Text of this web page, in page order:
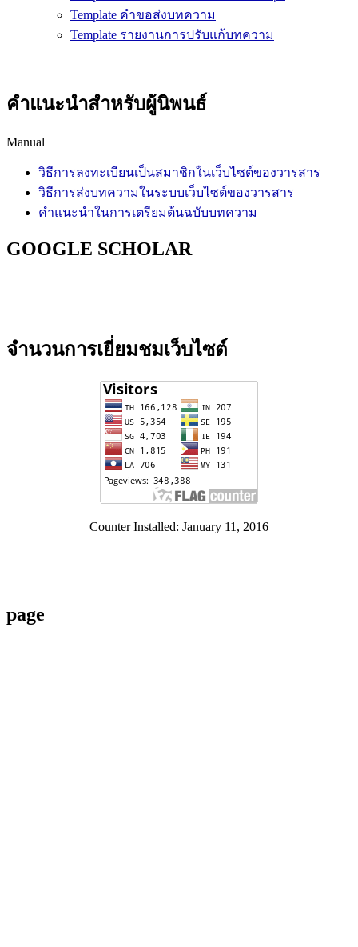
Template คำขอส่งบทความ
Template รายงานการปรับแก้บทความ
คำแนะนำสำหรับผู้นิพนธ์
Manual
วิธีการลงทะเบียนเป็นสมาชิกในเว็บไซต์ของวารสาร
วิธีการส่งบทความในระบบเว็บไซต์ของวารสาร
คำแนะนำในการเตรียมต้นฉบับบทความ
GOOGLE SCHOLAR
จำนวนการเยี่ยมชมเว็บไซต์
Counter Installed: January 11, 2016
page